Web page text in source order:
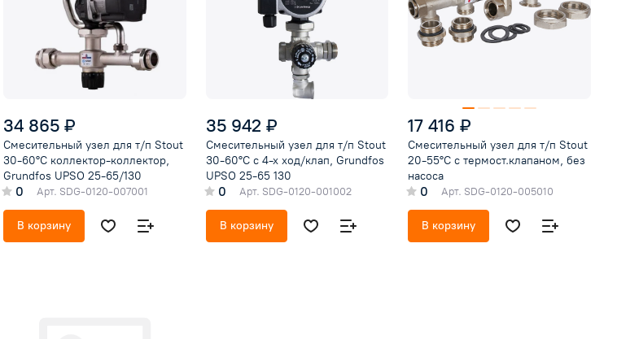
34 865 ₽
Смесительный узел для т/п Stout
30-60°C коллектор-коллектор,
Grundfos UPSO 25-65/130
0 Арт. SDG-0120-007001
В корзину
35 942 ₽
Смесительный узел для т/п Stout
30-60°C с 4-х ход/клап, Grundfos
UPSO 25-65 130
0 Арт. SDG-0120-001002
В корзину
17 416 ₽
Смесительный узел для т/п Stout
20-55°C с термост.клапаном, без
насоса
0 Арт. SDG-0120-005010
В корзину